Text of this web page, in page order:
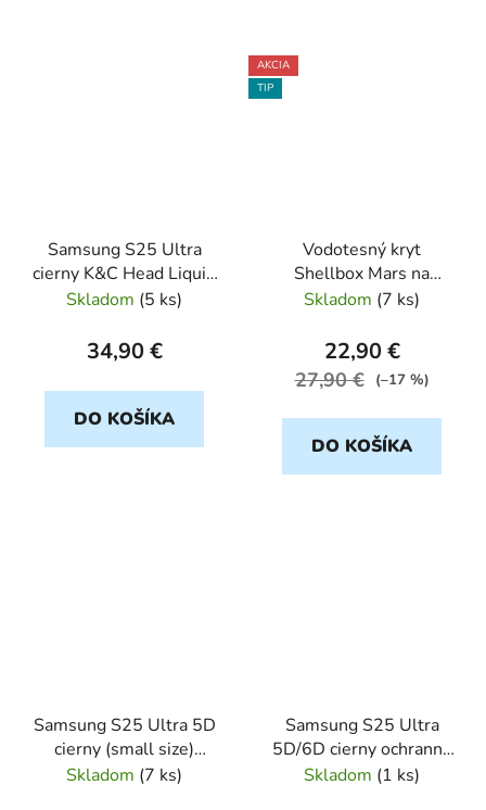
Samsung S25 Ultra
cierny K&C Head Liquid
KARL silicon
Skladom (5 ks)
34,90 €
DO KOŠÍKA
AKCIA
TIP
Vodotesný kryt
Shellbox Mars na
Samsung S25 Ultra,
Skladom (7 ks)
22,90 €
27,90 € (–17 %)
DO KOŠÍKA
Samsung S25 Ultra 5D
cierny (small size)
ochranné sklo
Skladom (7 ks)
Samsung S25 Ultra
5D/6D cierny ochranné
sklo
Skladom (1 ks)